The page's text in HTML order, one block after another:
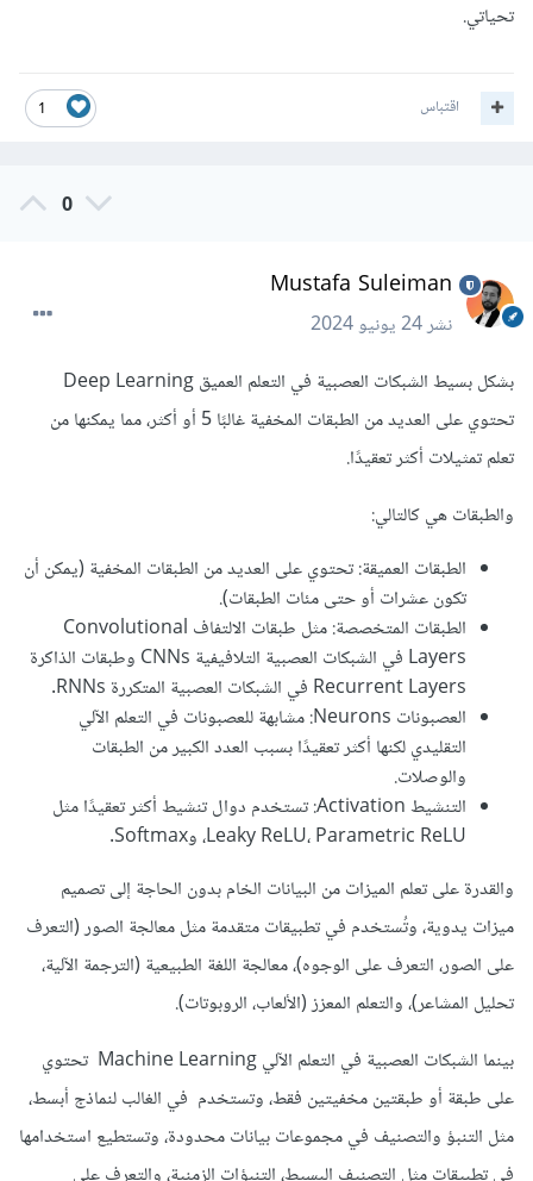
تحياتي.
1 اقتباس
0
Mustafa Suleiman
نشر24 يونيو 2024
بشكل بسيط الشبكات العصبية في التعلم العميق Deep Learning
تحتوي على العديد من الطبقات المخفية غالبًا 5 أو أكثر، مما يمكنها من
تعلم تمثيلات أكثر تعقيدًا.
والطبقات هي كالتالي:
الطبقات العميقة: تحتوي على العديد من الطبقات المخفية (يمكن أن
تكون عشرات أو حتى مئات الطبقات).
الطبقات المتخصصة: مثل طبقات الالتفاف Convolutional
Layers في الشبكات العصبية التلافيفية CNNs وطبقات الذاكرة
Recurrent Layers في الشبكات العصبية المتكررة RNNs.
العصبونات Neurons: مشابهة للعصبونات في التعلم الآلي
التقليدي لكنها أكثر تعقيدًا بسبب العدد الكبير من الطبقات
والوصلات.
التنشيط Activation: تستخدم دوال تنشيط أكثر تعقيدًا مثل
Leaky ReLU، Parametric ReLU، وSoftmax.
والقدرة على تعلم الميزات من البيانات الخام بدون الحاجة إلى تصميم
ميزات يدوية، وتُستخدم في تطبيقات متقدمة مثل معالجة الصور (التعرف
على الصور، التعرف على الوجوه)، معالجة اللغة الطبيعية (الترجمة الآلية،
تحليل المشاعر)، والتعلم المعزز (الألعاب، الروبوتات).
بينما الشبكات العصبية في التعلم الآلي Machine Learning تحتوي
على طبقة أو طبقتين مخفيتين فقط، وتستخدم في الغالب لنماذج أبسط،
مثل التنبؤ والتصنيف في مجموعات بيانات محدودة، وتستطيع استخدامها